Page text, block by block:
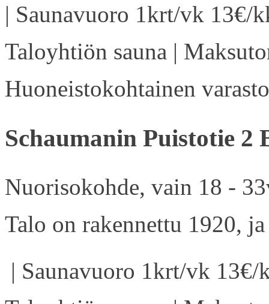
| Saunavuoro 1krt/vk 13€/
Taloyhtiön sauna |
Huoneistokohtainen
Schaumanin Puistotie 2
Nuorisokohde, vain 18 -
Talo on rakennettu 1920,
| Saunavuoro 1krt/vk